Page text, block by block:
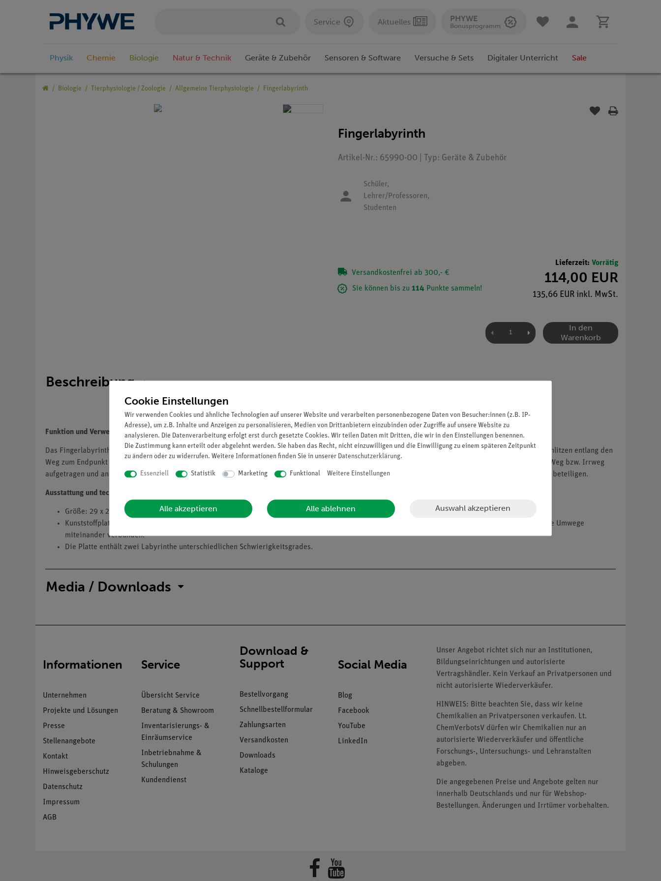
Service Aktuelles PHYWE
Bonusprogramm
Physik Chemie Biologie Natur & Technik Geräte & Zubehör Sensoren & Software Versuche & Sets Digitaler Unterricht Sale
Biologie Tierphysiologie / Zoologie Allgemeine Tierphysiologie Fingerlabyrinth
Fingerlabyrinth
Artikel-Nr.: 65990-00 | Typ: Geräte & Zubehör
Schüler,
Lehrer/Professoren,
Studenten
Versandkostenfrei ab 300,- €
Sie können bis zu 114 Punkte sammeln!
Lieferzeit: Vorrätig
114,00 EUR
135,66 EUR inkl. MwSt.
In den
Warenkorb
Beschreibung
Funktion und Verwendung
Das Fingerlabyrinth dient der Untersuchung des Lernverhaltens des Menschen. Die Versuchsperson soll mit verbundenen Augen mit einem Stift in den Schlitzen entlang den
Weg zum Endpunkt finden. Die Erfolgskontrolle kann nach zwei verschiedenen Methoden vorgenommen werden: Auf einer Unterlage aus Papier kann der Weg bzw. Irrweg
aufgetragen und anschließend ausgewertet werden. Wird der Versuch dagegen auf einem Tageslichtprojektor durchgeführt, so kann sich die ganze Klasse beteiligen.
Ausstattung und technische Daten
Größe: 29 x 26 cm
Kunststoffplatte, in der Löcher und Schlitze ausgestanzt sind. Die Löcher fungieren als Anfangs- bzw. Endpunkt; sie sind durch die Schlitze über viele Umwege
miteinander verbunden.
Die Platte enthält zwei Labyrinthe unterschiedlichen Schwierigkeitsgrades.
Media / Downloads
Informationen
Unternehmen
Projekte und Lösungen
Presse
Stellenangebote
Kontakt
Hinweisgeberschutz
Datenschutz
Impressum
AGB
Service
Übersicht Service
Beratung & Showroom
Inventarisierungs- &
Einräumservice
Inbetriebnahme &
Schulungen
Kundendienst
Download &
Support
Bestellvorgang
Schnellbestellformular
Zahlungsarten
Versandkosten
Downloads
Kataloge
Social Media
Blog
Facebook
YouTube
LinkedIn
Unser Angebot richtet sich nur an Institutionen,
Bildungseinrichtungen und autorisierte
Vertragshändler. Kein Verkauf an Privatpersonen und
nicht autorisierte Wiederverkäufer.
HINWEIS: Bitte beachten Sie, dass wir keine
Chemikalien an Privatpersonen verkaufen. Lt.
ChemVerbotsV dürfen wir Chemikalien nur an
autorisierte Wiederverkäufer und öffentliche
Forschungs-, Untersuchungs- und Lehranstalten
abgeben.
Die angegebenen Preise und Angebote gelten nur
innerhalb Deutschlands und nur für Webshop-
Bestellungen. Änderungen und Irrtümer vorbehalten.
Cookie Einstellungen
Wir verwenden Cookies und ähnliche Technologien auf unserer Website und verarbeiten personenbezogene Daten von Besucher:innen (z.B. IP-
Adresse), um z.B. Inhalte und Anzeigen zu personalisieren, Medien von Drittanbietern einzubinden oder Zugriffe auf unsere Website zu
analysieren. Die Datenverarbeitung erfolgt erst durch gesetzte Cookies. Wir teilen Daten mit Dritten, die wir in den Einstellungen benennen.
Die Zustimmung kann erteilt oder abgelehnt werden. Sie haben das Recht, nicht einzuwilligen und die Einwilligung zu einem späteren Zeitpunkt
zu ändern oder zu widerrufen. Weitere Informationen finden Sie in unserer Daten­schutz­erklärung.
Essenziell Statistik Marketing Funktional Weitere Einstellungen
Alle akzeptieren Alle ablehnen Auswahl akzeptieren